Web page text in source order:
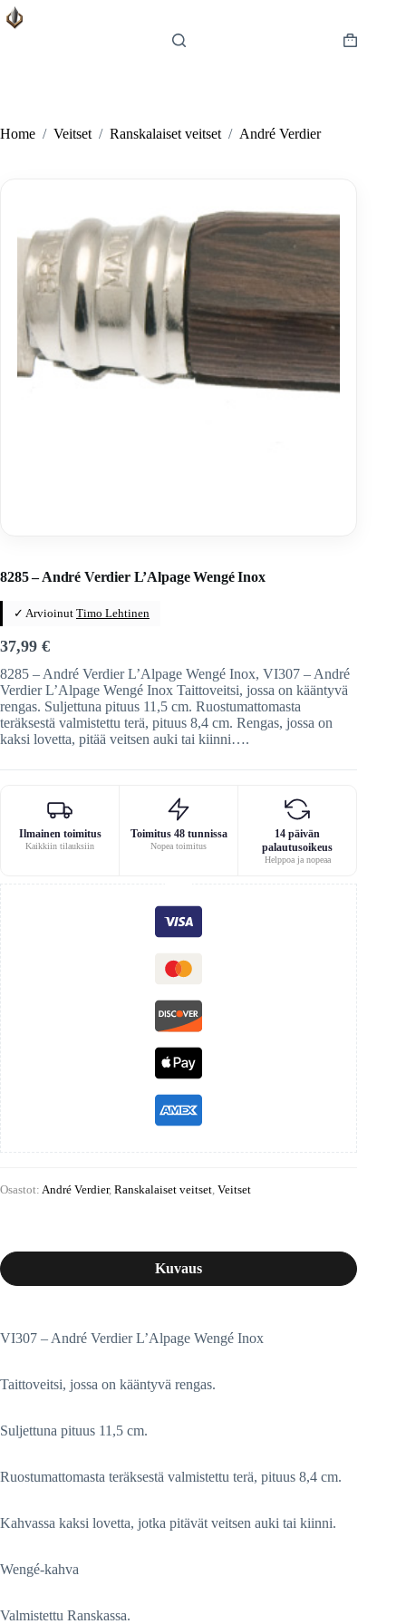
Skip
to
Shopping
Home / Veitset / Ranskalaiset veitset / André Verdier
8285 – André Verdier L’Alpage Wengé Inox
✓ Arvioinut Timo Lehtinen
37,99 €
8285 – André Verdier L’Alpage Wengé Inox, VI307 – André
Verdier L’Alpage Wengé Inox Taittoveitsi, jossa on kääntyvä
rengas. Suljettuna pituus 11,5 cm. Ruostumattomasta
teräksestä valmistettu terä, pituus 8,4 cm. Rengas, jossa on
kaksi lovetta, pitää veitsen auki tai kiinni….
Ilmainen toimitus
Kaikkiin tilauksiin
Toimitus 48 tunnissa
Nopea toimitus
14 päivän
palautusoikeus
Helppoa ja nopeaa
Osastot: André Verdier, Ranskalaiset veitset Veitset
Kuvaus
VI307 – André Verdier L’Alpage Wengé Inox
Taittoveitsi, jossa on kääntyvä rengas.
Suljettuna pituus 11,5 cm.
Ruostumattomasta teräksestä valmistettu terä, pituus 8,4 cm.
Kahvassa kaksi lovetta, jotka pitävät veitsen auki tai kiinni.
Wengé-kahva
Valmistettu Ranskassa.